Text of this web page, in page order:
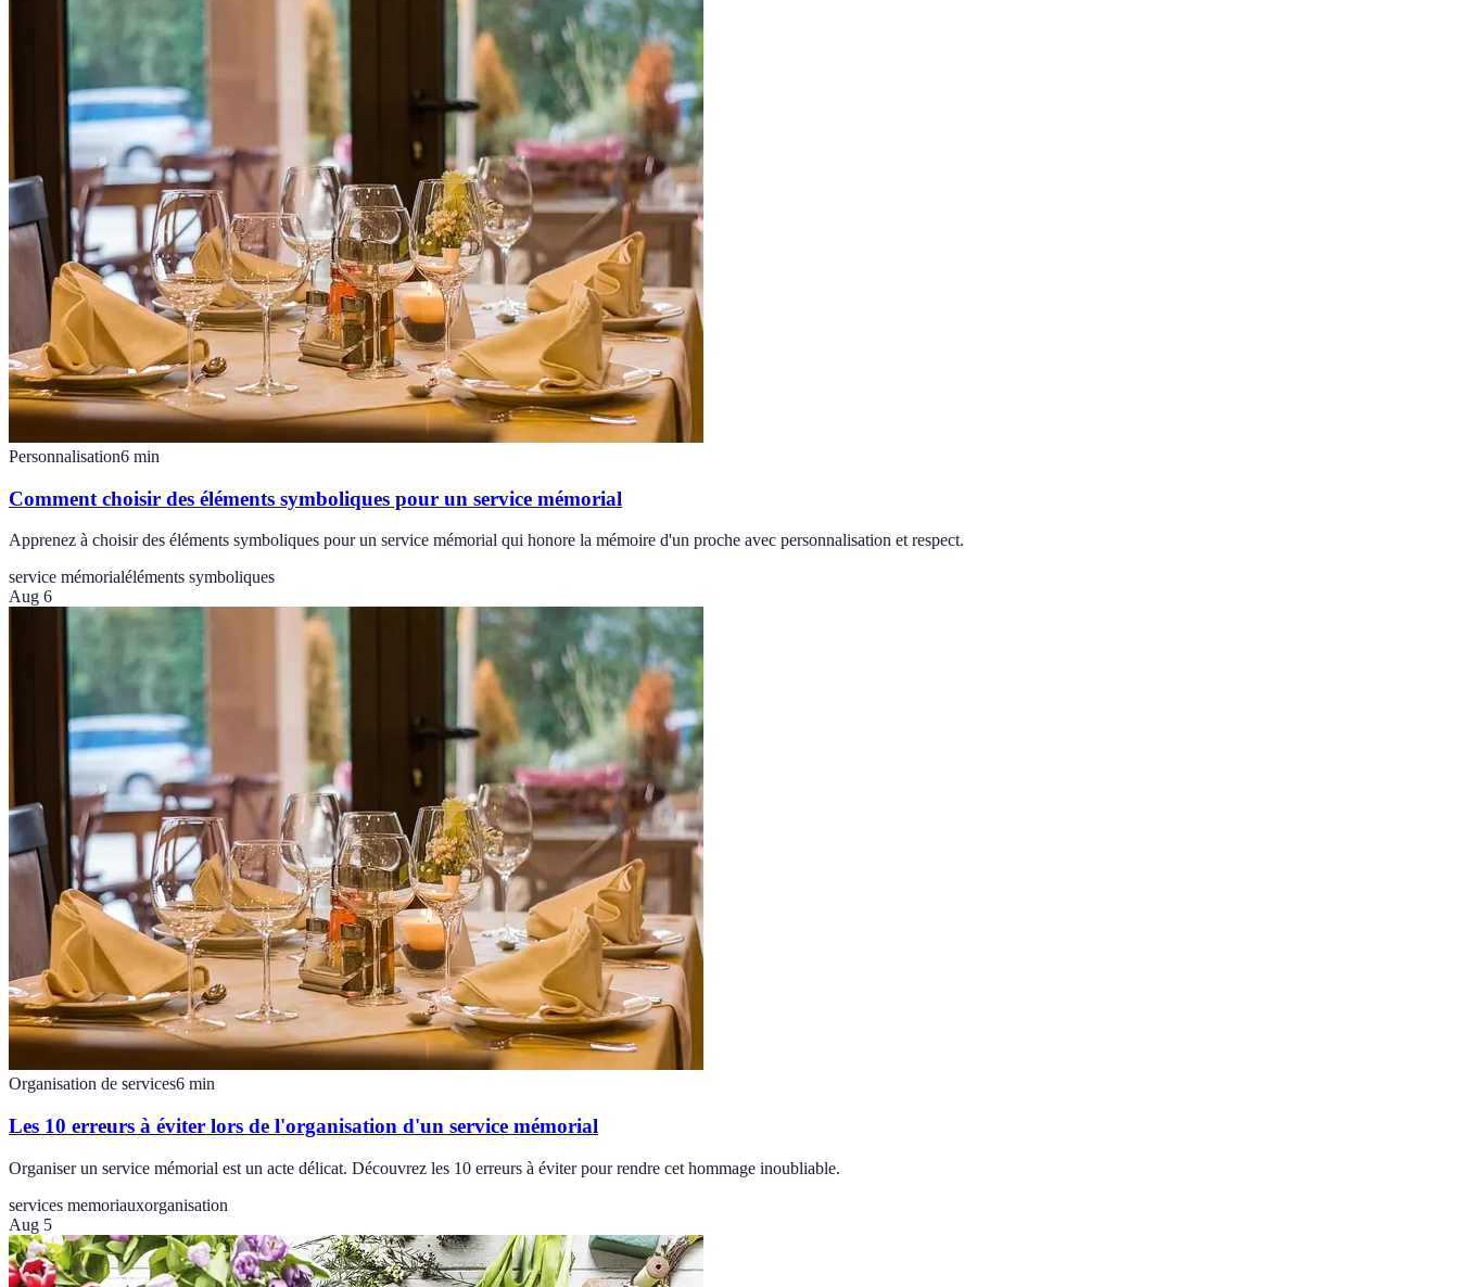
Personnalisation6 min
Comment choisir des éléments symboliques pour un service mémorial
Apprenez à choisir des éléments symboliques pour un service mémorial qui honore la mémoire d'un proche avec personnalisation et respect.
service mémorialéléments symboliques
Aug 6
Organisation de services6 min
Les 10 erreurs à éviter lors de l'organisation d'un service mémorial
Organiser un service mémorial est un acte délicat. Découvrez les 10 erreurs à éviter pour rendre cet hommage inoubliable.
services memoriauxorganisation
Aug 5